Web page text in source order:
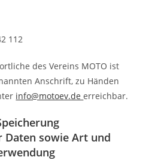
112
des Vereins MOTO ist
Anschrift, zu Händen
info@motoev.deerreichbar.
Daten sowie Art und